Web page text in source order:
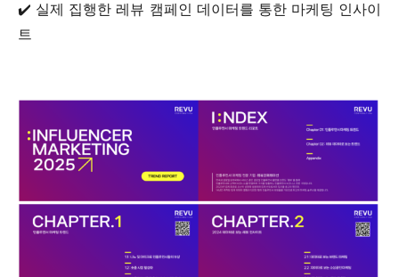
✔️ 실제 집행한 레뷰 캠페인 데이터를 통한 마케팅 인사이
트